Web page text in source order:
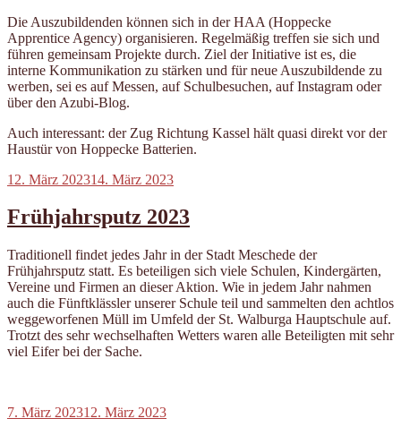
Die Auszubildenden können sich in der HAA (Hoppecke
Apprentice Agency) organisieren. Regelmäßig treffen sie sich und
führen gemeinsam Projekte durch. Ziel der Initiative ist es, die
interne Kommunikation zu stärken und für neue Auszubildende zu
werben, sei es auf Messen, auf Schulbesuchen, auf Instagram oder
über den Azubi-Blog.
Auch interessant: der Zug Richtung Kassel hält quasi direkt vor der
Haustür von Hoppecke Batterien.
Veröffentlicht
12. März 202314. März 2023
Frühjahrsputz 2023
Traditionell findet jedes Jahr in der Stadt Meschede der
Frühjahrsputz statt. Es beteiligen sich viele Schulen, Kindergärten,
Vereine und Firmen an dieser Aktion. Wie in jedem Jahr nahmen
auch die Fünftklässler unserer Schule teil und sammelten den achtlos
weggeworfenen Müll im Umfeld der St. Walburga Hauptschule auf.
Trotzt des sehr wechselhaften Wetters waren alle Beteiligten mit sehr
viel Eifer bei der Sache.
Veröffentlicht
7. März 202312. März 2023